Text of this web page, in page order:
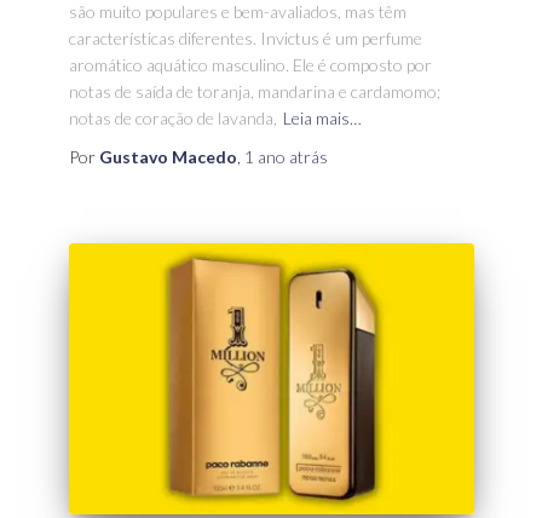
são muito populares e bem-avaliados, mas têm
características diferentes. Invictus é um perfume
aromático aquático masculino. Ele é composto por
notas de saída de toranja, mandarina e cardamomo;
notas de coração de lavanda, Leia mais…
Por Gustavo Macedo 1 ano atrás